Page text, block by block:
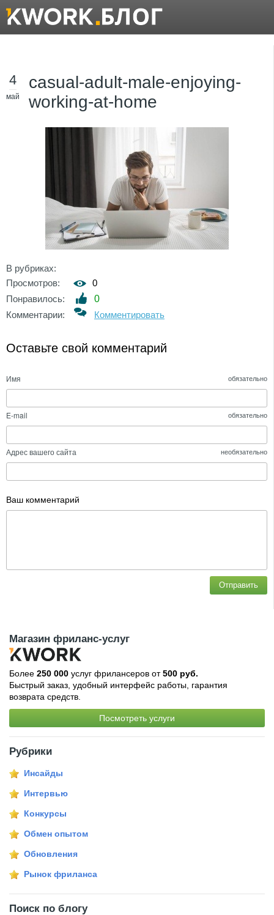
4
май
casual-adult-male-enjoying-
working-at-home
В рубриках:
Просмотров:
0
Понравилось:
0
Комментарии:
Комментировать
Оставьте свой комментарий
Имя обязательно
E-mail обязательно
Адрес вашего сайта необязательно
Ваш комментарий
Отправить
Магазин фриланс-услуг
Более 250 000 услуг фрилансеров от500 руб.
Быстрый заказ, удобный интерфейс работы, гарантия
возврата средств.
Посмотреть услуги
Рубрики
Инсайды
Интервью
Конкурсы
Обмен опытом
Обновления
Рынок фриланса
Поиск по блогу